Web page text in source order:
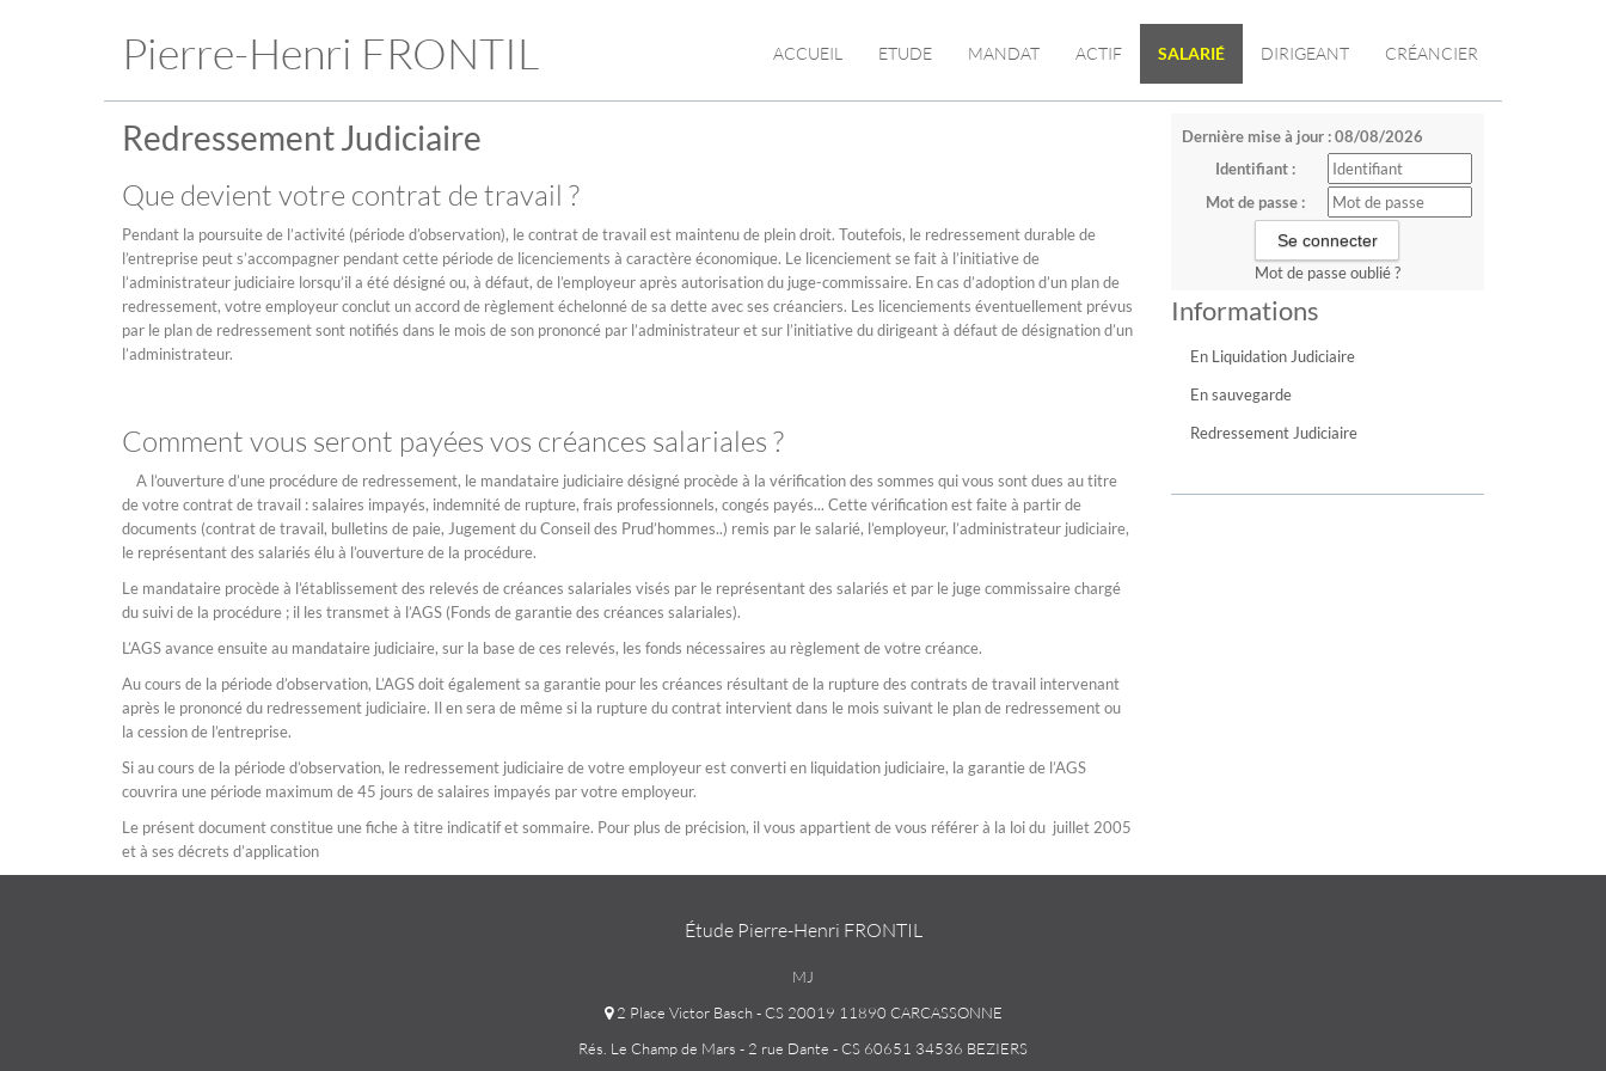
Pierre-Henri FRONTIL ACCUEIL ETUDE MANDAT ACTIF SALARIÉ DIRIGEANT CRÉANCIER
Dernière mise à jour : 08/08/2026
Identifiant :
Mot de passe :
Mot de passe oublié ?
Informations
En Liquidation Judiciaire
En sauvegarde
Redressement Judiciaire
Redressement Judiciaire
Que devient votre contrat de travail ?
Pendant la poursuite de l’activité (période d’observation), le contrat de travail est maintenu de plein droit. Toutefois, le redressement durable de
l’entreprise peut s’accompagner pendant cette période de licenciements à caractère économique. Le licenciement se fait à l’initiative de
l’administrateur judiciaire lorsqu’il a été désigné ou, à défaut, de l’employeur après autorisation du juge-commissaire. En cas d’adoption d’un plan de
redressement, votre employeur conclut un accord de règlement échelonné de sa dette avec ses créanciers. Les licenciements éventuellement prévus
par le plan de redressement sont notifiés dans le mois de son prononcé par l’administrateur et sur l’initiative du dirigeant à défaut de désignation d’un
l’administrateur.
Comment vous seront payées vos créances salariales ?
A l’ouverture d’une procédure de redressement, le mandataire judiciaire désigné procède à la vérification des sommes qui vous sont dues au titre
de votre contrat de travail : salaires impayés, indemnité de rupture, frais professionnels, congés payés... Cette vérification est faite à partir de
documents (contrat de travail, bulletins de paie, Jugement du Conseil des Prud’hommes..) remis par le salarié, l’employeur, l’administrateur judiciaire,
le représentant des salariés élu à l’ouverture de la procédure.
Le mandataire procède à l’établissement des relevés de créances salariales visés par le représentant des salariés et par le juge commissaire chargé
du suivi de la procédure ; il les transmet à l’AGS (Fonds de garantie des créances salariales).
L’AGS avance ensuite au mandataire judiciaire, sur la base de ces relevés, les fonds nécessaires au règlement de votre créance.
Au cours de la période d’observation, L’AGS doit également sa garantie pour les créances résultant de la rupture des contrats de travail intervenant
après le prononcé du redressement judiciaire. Il en sera de même si la rupture du contrat intervient dans le mois suivant le plan de redressement ou
la cession de l’entreprise.
Si au cours de la période d’observation, le redressement judiciaire de votre employeur est converti en liquidation judiciaire, la garantie de l’AGS
couvrira une période maximum de 45 jours de salaires impayés par votre employeur.
Le présent document constitue une fiche à titre indicatif et sommaire. Pour plus de précision, il vous appartient de vous référer à la loi du juillet 2005
et à ses décrets d’application
Étude Pierre-Henri FRONTIL
MJ
2 Place Victor Basch - CS 20019 11890 CARCASSONNE
Rés. Le Champ de Mars - 2 rue Dante - CS 60651 34536 BEZIERS